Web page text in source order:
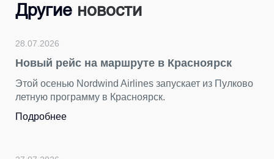
Другие новости
в Красноярск
запускает из Пулково
Подводим итоги
герой — Пулково»
За последние недели мы